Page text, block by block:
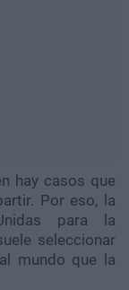
hay casos que
Por eso, la
para la
seleccionar
mundo que la